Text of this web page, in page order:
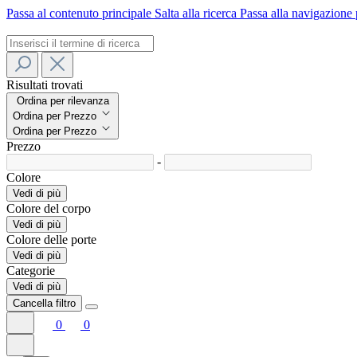
Passa al contenuto principale Salta alla ricerca Passa alla
Risultati trovati
Ordina per rilevanza
Ordina per Prezzo
Ordina per Prezzo
Prezzo
-
Colore
Vedi di più
Colore del corpo
Vedi di più
Colore delle porte
Vedi di più
Categorie
Vedi di più
Cancella filtro
0 0